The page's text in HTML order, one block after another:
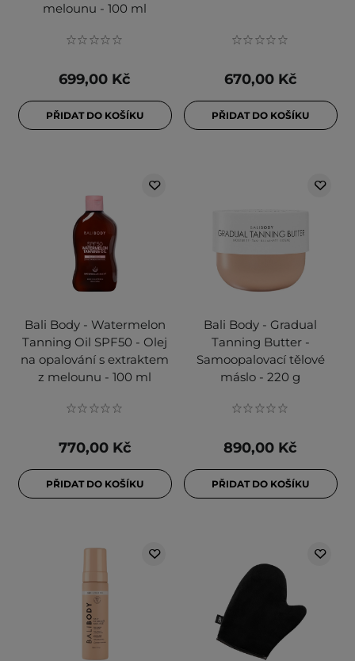
melounu - 100 ml
699,00 Kč
PŘIDAT DO KOŠÍKU
670,00 Kč
PŘIDAT DO KOŠÍKU
Bali Body - Watermelon
Tanning Oil SPF50 - Olej
na opalování s extraktem
z melounu - 100 ml
770,00 Kč
PŘIDAT DO KOŠÍKU
Bali Body - Gradual
Tanning Butter -
Samoopalovací tělové
máslo - 220 g
890,00 Kč
PŘIDAT DO KOŠÍKU